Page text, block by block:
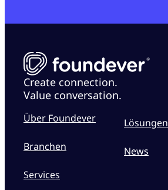
Create connection.
Value conversation.
Über Foundever
Branchen
Services
Lösungen
News